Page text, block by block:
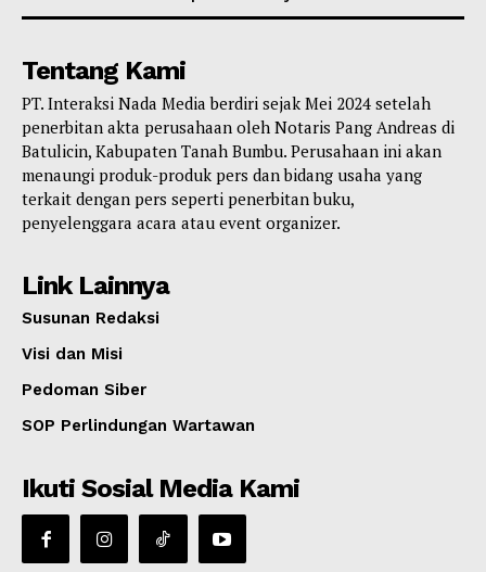
Tentang Kami
PT. Interaksi Nada Media berdiri sejak Mei 2024 setelah
penerbitan akta perusahaan oleh Notaris Pang Andreas di
Batulicin, Kabupaten Tanah Bumbu. Perusahaan ini akan
menaungi produk-produk pers dan bidang usaha yang
terkait dengan pers seperti penerbitan buku,
penyelenggara acara atau event organizer.
Link Lainnya
Susunan Redaksi
Visi dan Misi
Pedoman Siber
SOP Perlindungan Wartawan
Ikuti Sosial Media Kami